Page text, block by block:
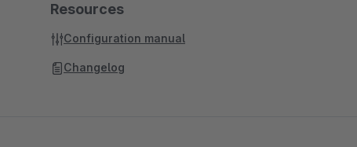
Resources
Configuration manual
Changelog